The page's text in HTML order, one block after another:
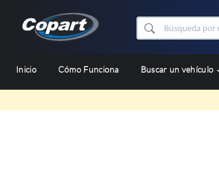
Inicio Cómo Funciona Buscar un vehículo